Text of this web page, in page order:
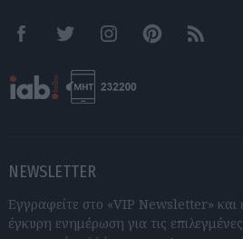
FacebookTwitter InstagramPinterestRSS feeds
NEWSLETTER
Εγγραφείτε στο «VIP Newsletter» και
έγκυρη ενημέρωση για τις επιλεγμένες